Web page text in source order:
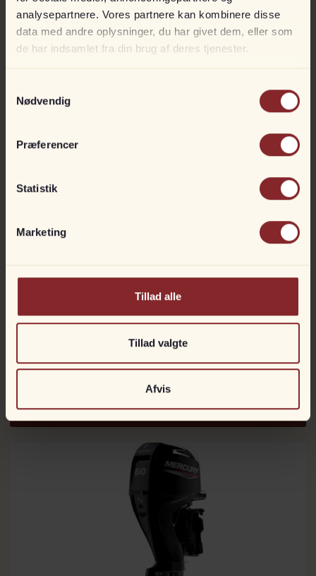
analysepartnere. Vores partnere kan kombinere disse
data med andre oplysninger, du har givet dem, eller som
de har indsamlet fra din brug af deres tjenester.
Nødvendig
Præferencer
Statistik
Marketing
Tillad alle
Tillad valgte
Afvis
Til fjernstyring
DKK 52.990